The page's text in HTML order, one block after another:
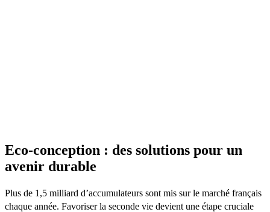
Eco-conception : des solutions pour un
avenir durable
Plus de 1,5 milliard d’accumulateurs sont mis sur le marché français
chaque année. Favoriser la seconde vie devient une étape cruciale